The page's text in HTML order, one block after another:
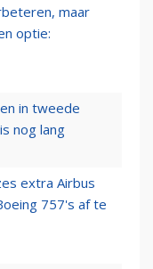
maar
optie:
in tweede
nog lang
extra Airbus
757's af te